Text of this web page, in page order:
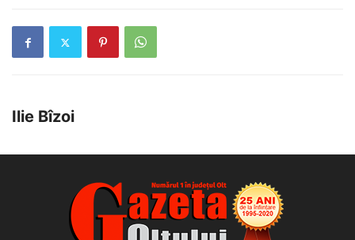
Ilie Bîzoi